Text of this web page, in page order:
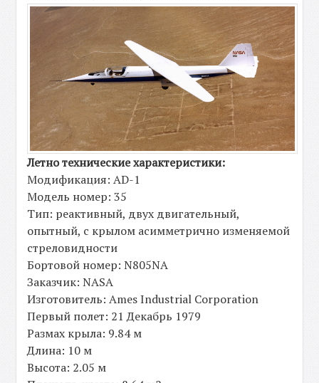
Летно технические характеристики:
Модификация: AD-1
Модель номер: 35
Тип: реактивный, двух двигательный,
опытный, с крылом асимметрично изменяемой
стреловидности
Бортовой номер: N805NA
Заказчик: NASA
Изготовитель: Ames Industrial Corporation
Первый полет: 21 Декабрь 1979
Размах крыла: 9.84 м
Длина: 10 м
Высота: 2.05 м